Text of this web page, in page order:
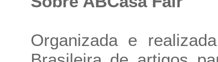
Organizada e